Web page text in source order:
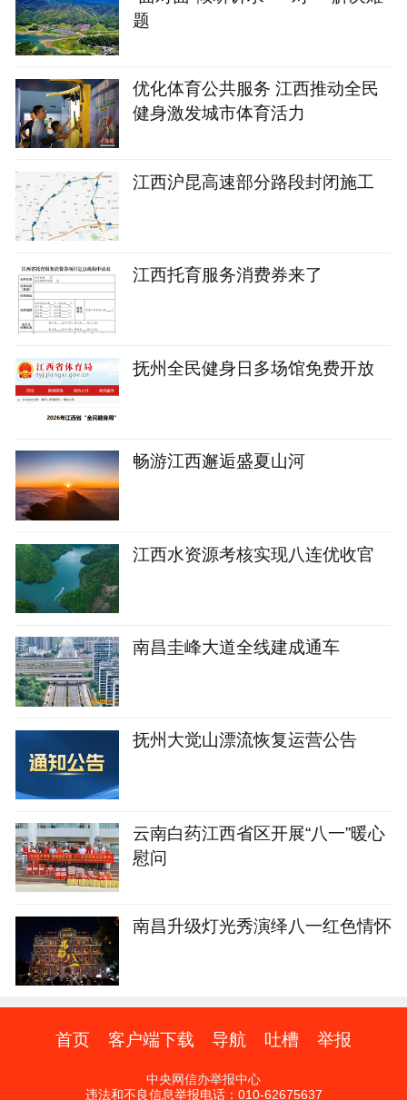
题
优化体育公共服务 江西推动全民
健身激发城市体育活力
江西沪昆高速部分路段封闭施工
江西托育服务消费券来了
抚州全民健身日多场馆免费开放
畅游江西邂逅盛夏山河
江西水资源考核实现八连优收官
南昌圭峰大道全线建成通车
抚州大觉山漂流恢复运营公告
云南白药江西省区开展“八一”暖心
慰问
南昌升级灯光秀演绎八一红色情怀
首页 客户端下载 导航 吐槽 举报
中央网信办举报中心
违法和不良信息举报电话：010-62675637